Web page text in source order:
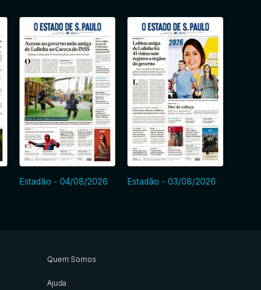
Estadão - 04/08/2026 Estadão - 03/08/2026
Quem Somos
Ajuda